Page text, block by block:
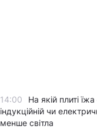
14:00
На якій плиті
індукційній чи
менше світла